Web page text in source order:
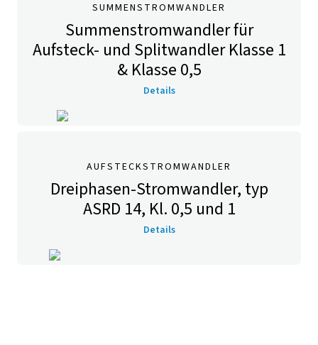
SUMMENSTROMWANDLER
Summenstromwandler für
Aufsteck- und Splitwandler Klasse 1
& Klasse 0,5
Details
AUFSTECKSTROMWANDLER
Dreiphasen-Stromwandler, typ
ASRD 14, Kl. 0,5 und 1
Details